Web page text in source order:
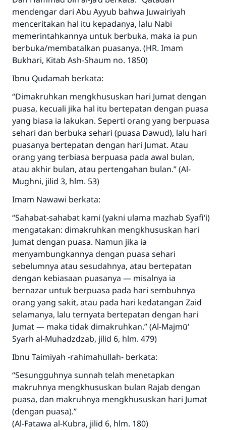
mendengar dari Abu Ayyub bahwa Juwairiyah
menceritakan hal itu kepadanya, lalu Nabi
memerintahkannya untuk berbuka, maka ia pun
berbuka/membatalkan puasanya. (HR. Imam
Bukhari, Kitab Ash-Shaum no. 1850)
Ibnu Qudamah berkata:
“Dimakruhkan mengkhususkan hari Jumat dengan
puasa, kecuali jika hal itu bertepatan dengan puasa
yang biasa ia lakukan. Seperti orang yang berpuasa
sehari dan berbuka sehari (puasa Dawud), lalu hari
puasanya bertepatan dengan hari Jumat. Atau
orang yang terbiasa berpuasa pada awal bulan,
atau akhir bulan, atau pertengahan bulan.” (Al-
Mughni, jilid 3, hlm. 53)
Imam Nawawi berkata:
“Sahabat-sahabat kami (yakni ulama mazhab Syafi‘i)
mengatakan: dimakruhkan mengkhususkan hari
Jumat dengan puasa. Namun jika ia
menyambungkannya dengan puasa sehari
sebelumnya atau sesudahnya, atau bertepatan
dengan kebiasaan puasanya — misalnya ia
bernazar untuk berpuasa pada hari sembuhnya
orang yang sakit, atau pada hari kedatangan Zaid
selamanya, lalu ternyata bertepatan dengan hari
Jumat — maka tidak dimakruhkan.” (Al-Majmū‘
Syarh al-Muhadzdzab, jilid 6, hlm. 479)
Ibnu Taimiyah -rahimahullah- berkata:
“Sesungguhnya sunnah telah menetapkan
makruhnya mengkhususkan bulan Rajab dengan
puasa, dan makruhnya mengkhususkan hari Jumat
(dengan puasa).”
(Al-Fatawa al-Kubra, jilid 6, hlm. 180)
Jawaban no. 110845
menyelamatkan pernikahan.
Bantu kami dalam memberikan jawaban untuk umat
Rasulullah ﷺ bersabda
"Siapa yang menunjukkan suatu kebaikan,
sama dengan orang yang melakukannya"
MUSLIM, 1893
Saham